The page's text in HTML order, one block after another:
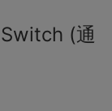
(通